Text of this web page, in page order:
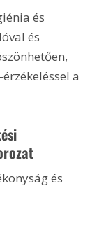
és
és
a
és